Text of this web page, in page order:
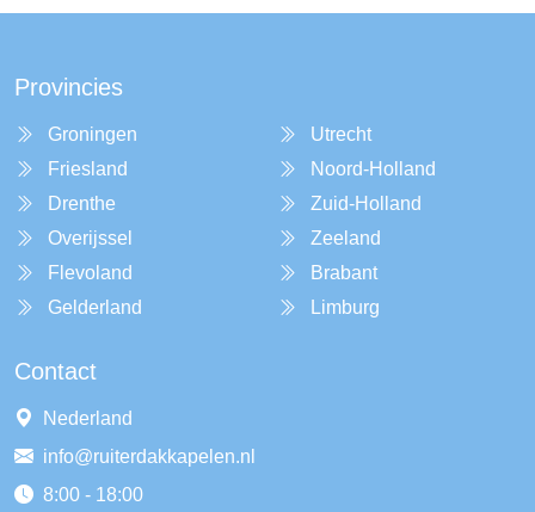
Provincies
Groningen
Friesland
Drenthe
Overijssel
Flevoland
Gelderland
Utrecht
Noord-Holland
Zuid-Holland
Zeeland
Brabant
Limburg
Contact
Nederland
info@ruiterdakkapelen.nl
8:00 - 18:00